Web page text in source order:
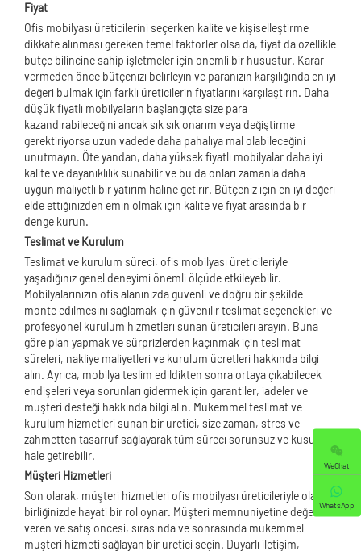
Fiyat
Ofis mobilyası üreticilerini seçerken kalite ve kişiselleştirme
dikkate alınması gereken temel faktörler olsa da, fiyat da özellikle
bütçe bilincine sahip işletmeler için önemli bir husustur. Karar
vermeden önce bütçenizi belirleyin ve paranızın karşılığında en iyi
değeri bulmak için farklı üreticilerin fiyatlarını karşılaştırın. Daha
düşük fiyatlı mobilyaların başlangıçta size para
kazandırabileceğini ancak sık sık onarım veya değiştirme
gerektiriyorsa uzun vadede daha pahalıya mal olabileceğini
unutmayın. Öte yandan, daha yüksek fiyatlı mobilyalar daha iyi
kalite ve dayanıklılık sunabilir ve bu da onları zamanla daha
uygun maliyetli bir yatırım haline getirir. Bütçeniz için en iyi değeri
elde ettiğinizden emin olmak için kalite ve fiyat arasında bir
denge kurun.
Teslimat ve Kurulum
Teslimat ve kurulum süreci, ofis mobilyası üreticileriyle
yaşadığınız genel deneyimi önemli ölçüde etkileyebilir.
Mobilyalarınızın ofis alanınızda güvenli ve doğru bir şekilde
monte edilmesini sağlamak için güvenilir teslimat seçenekleri ve
profesyonel kurulum hizmetleri sunan üreticileri arayın. Buna
göre plan yapmak ve sürprizlerden kaçınmak için teslimat
süreleri, nakliye maliyetleri ve kurulum ücretleri hakkında bilgi
alın. Ayrıca, mobilya teslim edildikten sonra ortaya çıkabilecek
endişeleri veya sorunları gidermek için garantiler, iadeler ve
müşteri desteği hakkında bilgi alın. Mükemmel teslimat ve
kurulum hizmetleri sunan bir üretici, size zaman, stres ve
zahmetten tasarruf sağlayarak tüm süreci sorunsuz ve kusursuz
hale getirebilir.
Müşteri Hizmetleri
Son olarak, müşteri hizmetleri ofis mobilyası üreticileriyle olan iş
birliğinizde hayati bir rol oynar. Müşteri memnuniyetine değer
veren ve satış öncesi, sırasında ve sonrasında mükemmel
müşteri hizmeti sağlayan bir üretici seçin. Duyarlı iletişim,
WeChat
WhatsApp